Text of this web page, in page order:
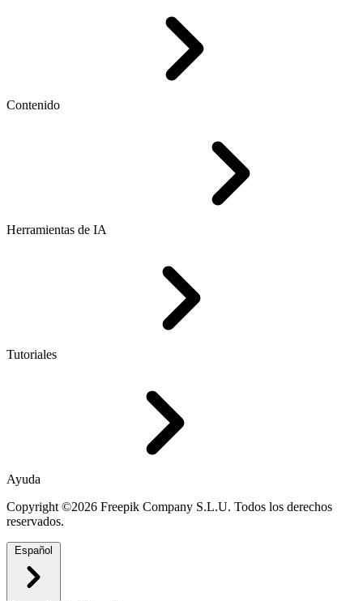
Contenido
Herramientas de IA
Tutoriales
Ayuda
Copyright ©2026 Freepik Company S.L.U. Todos los derechos
reservados.
Español